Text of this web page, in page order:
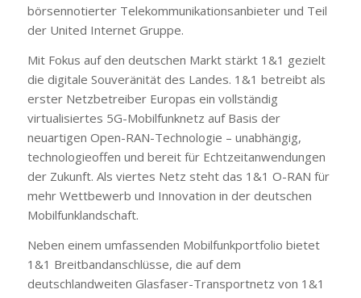
börsennotierter Telekommunikationsanbieter und Teil
der United Internet Gruppe.
Mit Fokus auf den deutschen Markt stärkt 1&1 gezielt
die digitale Souveränität des Landes. 1&1 betreibt als
erster Netzbetreiber Europas ein vollständig
virtualisiertes 5G-Mobilfunknetz auf Basis der
neuartigen Open-RAN-Technologie – unabhängig,
technologieoffen und bereit für Echtzeitanwendungen
der Zukunft. Als viertes Netz steht das 1&1 O-RAN für
mehr Wettbewerb und Innovation in der deutschen
Mobilfunklandschaft.
Neben einem umfassenden Mobilfunkportfolio bietet
1&1 Breitbandanschlüsse, die auf dem
deutschlandweiten Glasfaser-Transportnetz von 1&1